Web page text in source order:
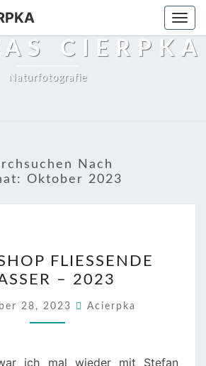
CIERPKA
Naturfotografie
Nach
Oktober 2023
FLIESSENDE W
ASSER –
2
023
FLIESSENDE W
– 2023
28, 2023 Acierpka
ich mal wieder mit Stefan